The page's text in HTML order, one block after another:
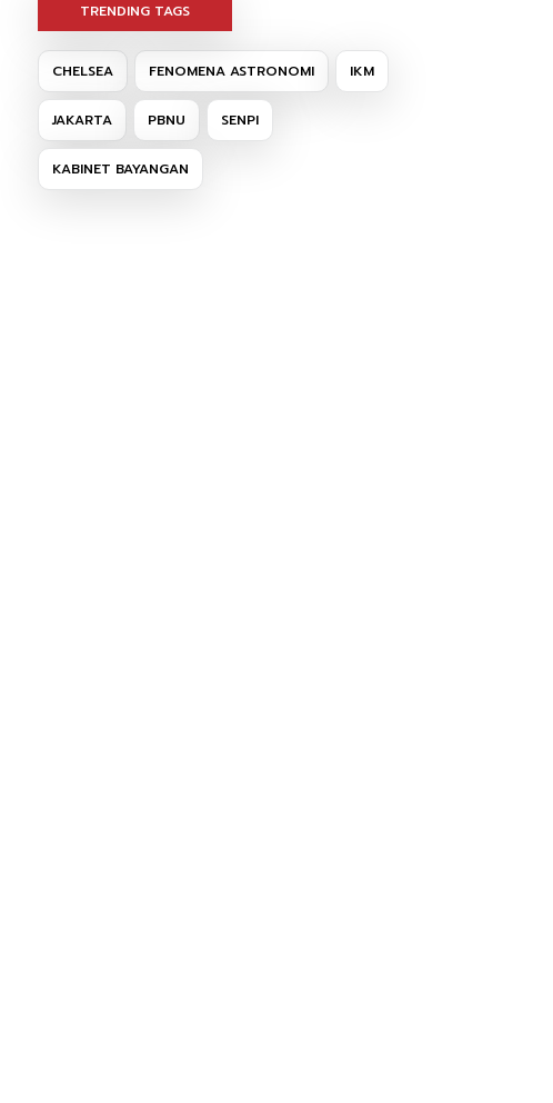
TRENDING TAGS
CHELSEA FENOMENA ASTRONOMI IKM
JAKARTA PBNU SENPI
KABINET BAYANGAN